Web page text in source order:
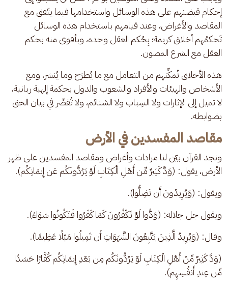
إحكام قبضتهم على هذه الوسائل واستخدامها فيما يتّفق مع
المقاصد والأغراض، وعند قيامهم باستخدام هذه الوسائل
تَحكمُهم أخلاق كريمة؛ بِحُكم العقل وحده، وبأقوى منه بحكم
العقل مع الشرع المصون.
هذه الأخلاق تُمكِّنهم من التعامل مع ما يُطرَح وما يُنشر، ومع
الأشخاص والهيئات والأفراد والشعوب والدول بحكمة إلهية ربانية،
لا تميل إلى الإثارات ولا السِباب ولا الشتائم، ولا تُقصِّر في بيان الحق
بضوابطه.
مقاصد المفسدين في الأرض
ونجد القرآن بيّن لنا مرادات وأغراض ومقاصد المفسدين على ظهر
الأرض، يقول: (وَدَّ كَثِيرٌ مِّن أَهْلِ الْكِتَابِ لَوْ يَرُدُّونَكُم عَن إِيمَانِكُم).
ويقول: (وَيُرِيدُونَ أَن تَضِلُّوا).
ويقول جل جلاله: (وَدُّوا لَوْ تَكْفُرُونَ كَمَا كَفَرُوا فَتَكُونُوا سَوَاءً).
وقال: (وَيُرِيدُ الَّذِينَ يَتَّبِعُونَ الشَّهَوَاتِ أَن تَمِيلُوا مَيْلًا عَظِيمًا).
(وَدَّ كَثِيرٌ مِّنْ أَهْلِ الْكِتَابِ لَوْ يَرُدُّونَكُم مِن بَعْدِ إِيمَانِكُم كُفَّارًا حَسَدًا
مِّن عِندِ أَنفُسِهِم).